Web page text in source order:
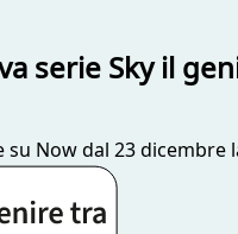
serie Sky il
su Now dal 23